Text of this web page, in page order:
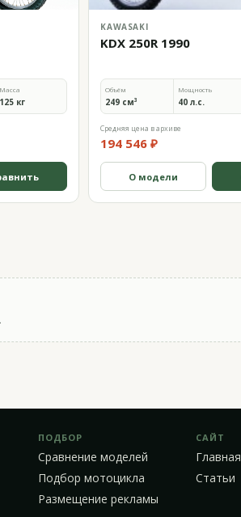
Масса
125 кг
KAWASAKI
KDX 250R 1990
Объём
249 см³
Мощность
40 л.с.
Средняя цена в архиве
194 546 ₽
О модели
ПОДБОР
Сравнение моделей
Подбор мотоцикла
Размещение рекламы
САЙТ
Главная
Статьи